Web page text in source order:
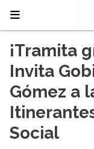
¡Tramita
Invita
Gómez a
Social